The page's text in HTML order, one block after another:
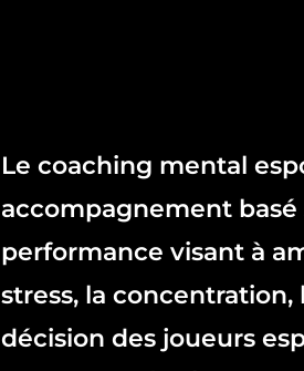
Le coaching mental
accompagnement
performance visant à
stress, la
décision des joueurs